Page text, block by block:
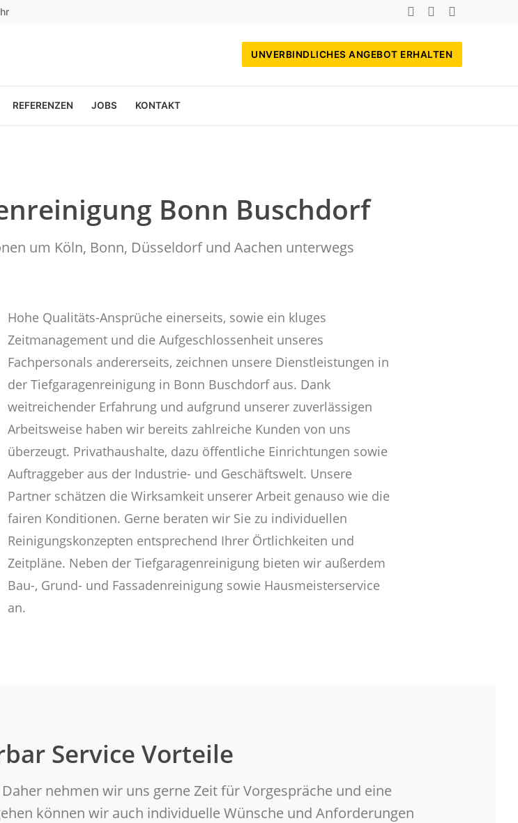
UNVERBINDLICHES ANGEBOT ERHALTEN
REFERENZEN JOBS KONTAKT
Bonn Buschdorf
um Köln, Bonn, Düsseldorf und Aachen unterwegs
Hohe Qualitäts-Ansprüche einerseits, sowie ein kluges
Zeitmanagement und die Aufgeschlossenheit unseres
Fachpersonals andererseits, zeichnen unsere Dienstleistungen in
der Tiefgaragenreinigung in Bonn Buschdorf aus. Dank
weitreichender Erfahrung und aufgrund unserer zuverlässigen
Arbeitsweise haben wir bereits zahlreiche Kunden von uns
überzeugt. Privathaushalte, dazu öffentliche Einrichtungen sowie
Auftraggeber aus der Industrie- und Geschäftswelt. Unsere
Partner schätzen die Wirksamkeit unserer Arbeit genauso wie die
fairen Konditionen. Gerne beraten wir Sie zu individuellen
Reinigungskonzepten entsprechend Ihrer Örtlichkeiten und
Zeitpläne. Neben der Tiefgaragenreinigung bieten wir außerdem
Bau-, Grund- und Fassadenreinigung sowie Hausmeisterservice
an.
Service Vorteile
nehmen wir uns gerne Zeit für Vorgespräche und eine
können wir auch individuelle Wünsche und Anforderungen